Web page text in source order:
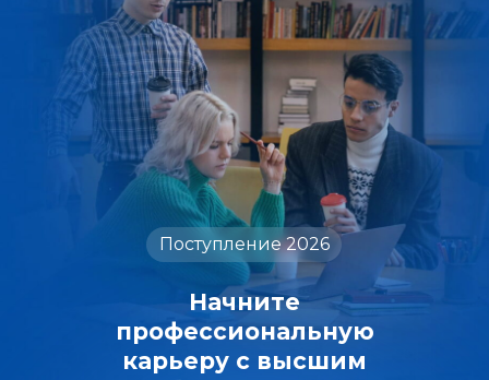
Начните
профессиональную
карьеру с высшим
Поступление 2026